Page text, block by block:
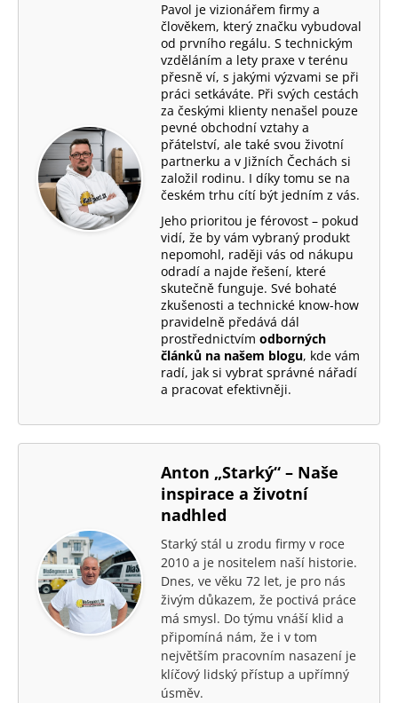
Pavol je vizionářem firmy a
člověkem, který značku vybudoval
od prvního regálu. S technickým
vzděláním a lety praxe v terénu
přesně ví, s jakými výzvami se při
práci setkáváte. Při svých cestách
za českými klienty nenašel pouze
pevné obchodní vztahy a
přátelství, ale také svou životní
partnerku a v Jižních Čechách si
založil rodinu. I díky tomu se na
českém trhu cítí být jedním z vás.
Jeho prioritou je férovost – pokud
vidí, že by vám vybraný produkt
nepomohl, raději vás od nákupu
odradí a najde řešení, které
skutečně funguje. Své bohaté
zkušenosti a technické know-how
pravidelně předává dál
prostřednictvím odborných
článků na našem blogu, kde vám
radí, jak si vybrat správné nářadí
a pracovat efektivněji.
Anton „Starký“ – Naše
inspirace a životní
nadhled
Starký stál u zrodu firmy v roce
2010 a je nositelem naší historie.
Dnes, ve věku 72 let, je pro nás
živým důkazem, že poctivá práce
má smysl. Do týmu vnáší klid a
připomíná nám, že i v tom
největším pracovním nasazení je
klíčový lidský přístup a upřímný
úsměv.
Hledat